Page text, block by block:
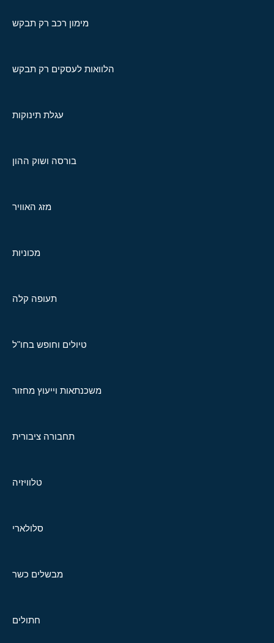
מימון רכב רק תבקש
הלוואות לעסקים רק תבקש
עגלת תינוקות
בורסה ושוק ההון
מזג האוויר
מכוניות
תעופה קלה
טיולים וחופש בחו"ל
משכנתאות וייעוץ מחזור
תחבורה ציבורית
טלוויזיה
סלולארי
מבשלים כשר
חתולים